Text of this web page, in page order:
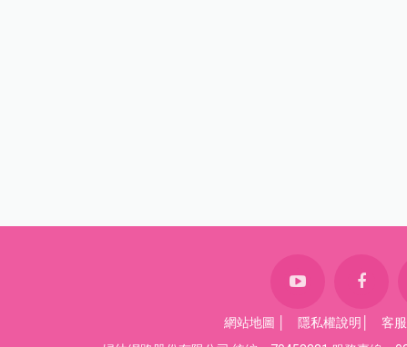
網站地圖 隱私權說明 客